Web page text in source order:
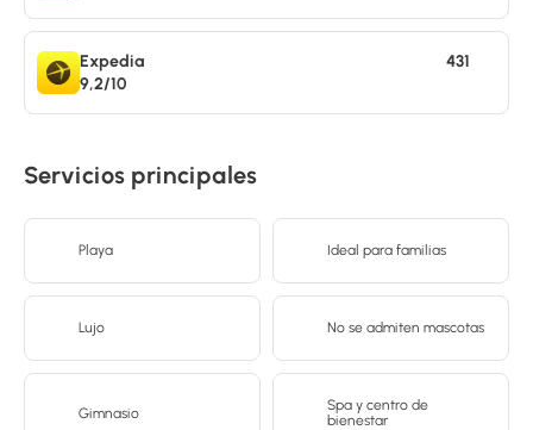
Expedia
9,2/10
431
Servicios principales
Playa Ideal para familias
Lujo No se admiten mascotas
Gimnasio
Spa y centro de
bienestar